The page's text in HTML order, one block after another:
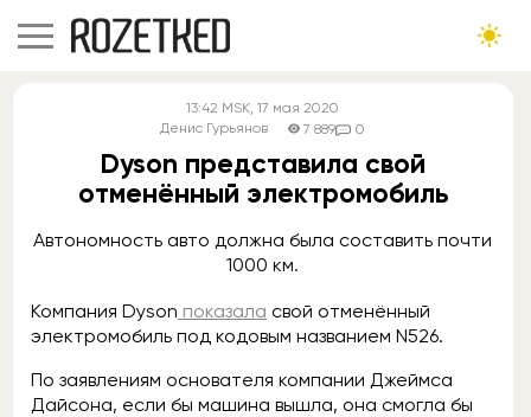
13:42 MSK, 17 мая 2020
Денис Гурьянов
7 889 0
Dyson представила свой
отменённый электромобиль
Автономность авто должна была составить почти
1000 км.
Компания Dyson показала свой отменённый
электромобиль под кодовым названием N526.
По заявлениям основателя компании Джеймса
Дайсона, если бы машина вышла, она смогла бы